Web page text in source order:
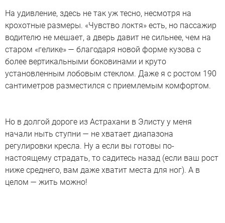
На удивление, здесь не так уж тесно, несмотря на
крохотные размеры. «Чувство локтя» есть, но пассажир
водителю не мешает, а дверь давит не сильнее, чем на
старом «гелике» — благодаря новой форме кузова с
более вертикальными боковинами и круто
установленным лобовым стеклом. Даже я с ростом 190
сантиметров разместился с приемлемым комфортом.
Но в долгой дороге из Астрахани в Элисту у меня
начали ныть ступни — не хватает диапазона
регулировки кресла. Ну а если вы готовы по-
настоящему страдать, то садитесь назад (если ваш рост
ниже среднего, вам даже хватит места для ног). А в
целом — жить можно!